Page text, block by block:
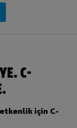
adımda
C-
için C-